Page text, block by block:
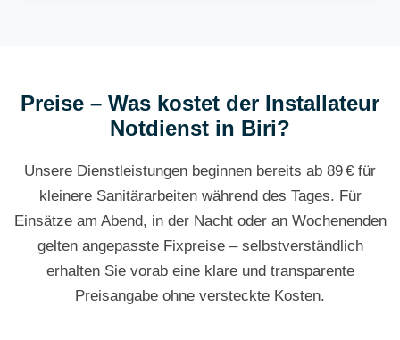
Preise – Was kostet der Installateur
Notdienst in Biri?
Unsere Dienstleistungen beginnen bereits ab 89 € für
kleinere Sanitärarbeiten während des Tages. Für
Einsätze am Abend, in der Nacht oder an Wochenenden
gelten angepasste Fixpreise – selbstverständlich
erhalten Sie vorab eine klare und transparente
Preisangabe ohne versteckte Kosten.